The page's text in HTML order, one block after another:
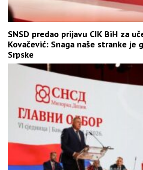
SNSD predao prijavu CIK BiH za
Kovačević: Snaga naše stranke
Srpske